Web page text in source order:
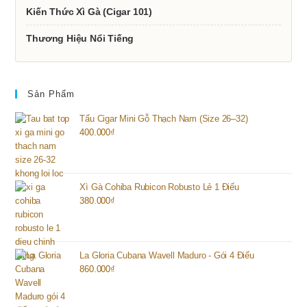
Kiến Thức Xì Gà (Cigar 101)
Thương Hiệu Nổi Tiếng
Sản Phẩm
Tẩu Cigar Mini Gỗ Thạch Nam (Size 26–32)
400.000₫
Xì Gà Cohiba Rubicon Robusto Lẻ 1 Điếu
380.000₫
La Gloria Cubana Wavell Maduro - Gói 4 Điếu
860.000₫